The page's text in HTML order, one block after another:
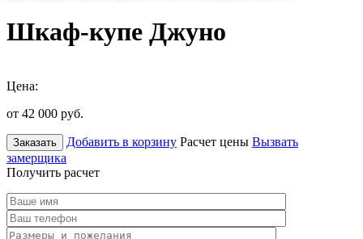
Шкаф-купе Джуно
Цена:
от 42 000 руб.
Заказать Добавить в корзину Расчет цены Вызвать
замерщика
Получить расчет